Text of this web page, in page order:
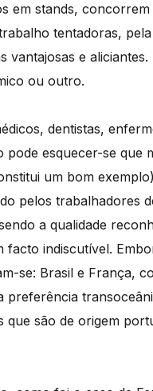
em stands,
tentadoras,
e
ou outro.
dentistas,
esquecer-se que
um bom
pelos trabalhadores
a qualidade
indiscutível.
se: Brasil e França,
são de origem